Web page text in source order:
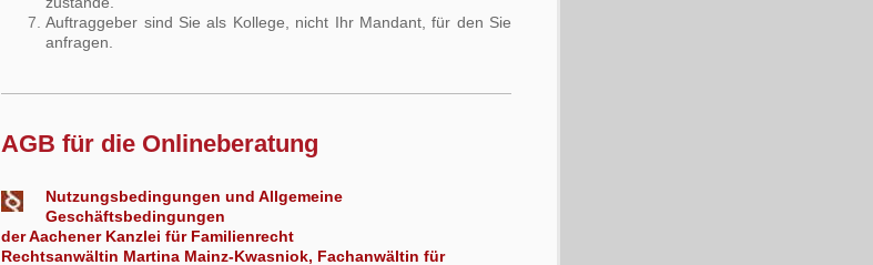
Auftraggeber sind Sie als Kollege, nicht Ihr Mandant, für den Sie
anfragen.
AGB für die Onlineberatung
Nutzungsbedingungen und Allgemeine
Geschäftsbedingungen
der Aachener Kanzlei für Familienrecht
Rechtsanwältin Martina Mainz-Kwasniok, Fachanwältin für